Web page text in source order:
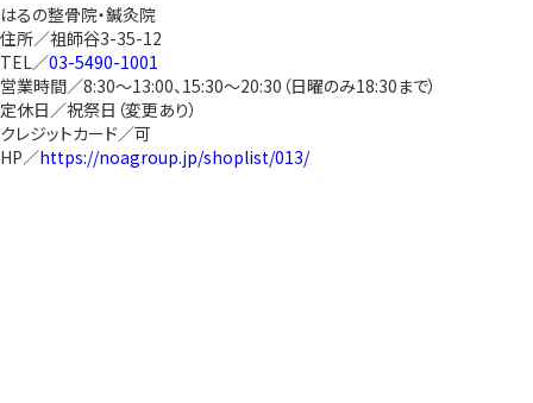
はるの整骨院・鍼灸院
住所／祖師谷3-35-12
TEL／03-5490-1001
営業時間／8:30～13:00、15:30～20:30（日曜のみ18:30まで）
定休日／祝祭日（変更あり）
クレジットカード／可
HP／https://noagroup.jp/shoplist/013/